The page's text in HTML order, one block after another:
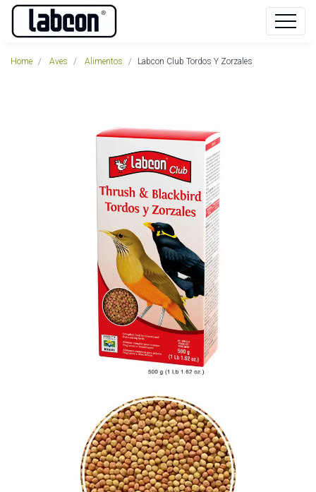
Home Aves Alimentos Labcon Club Tordos Y Zorzales